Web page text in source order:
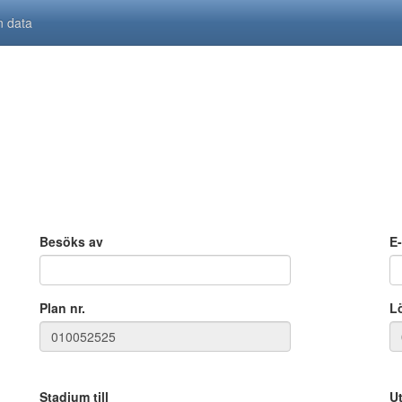
data
Besöks av
Plan nr.
Stadium till